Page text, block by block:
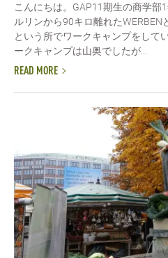
こんにちは。GAP11期生の商学部
ルリンから90キロ離れた
という所でワークキャンプをして
ークキャンプは山奥でしたが...
READ MORE